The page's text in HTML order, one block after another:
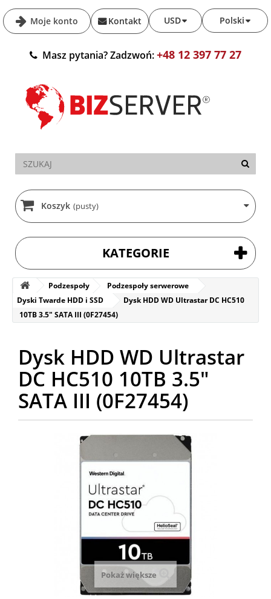
Moje konto Polski
USD
Kontakt
Masz pytania? Zadzwoń:+48 12 397 77 27
Koszyk (pusty)
KATEGORIE
Podzespoły
Podzespoły serwerowe
Dyski Twarde HDD i SSD
Dysk HDD WD Ultrastar DC HC510
10TB 3.5" SATA III (0F27454)
Dysk HDD WD Ultrastar
DC HC510 10TB 3.5"
SATA III (0F27454)
Pokaż większe